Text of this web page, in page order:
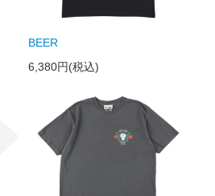
BEER
6,380円(税込)